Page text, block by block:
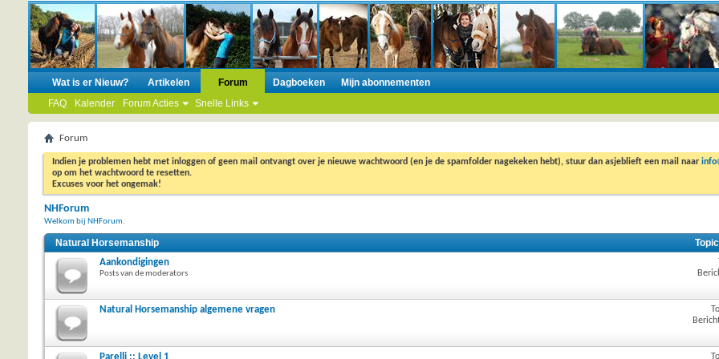
Wat is er Nieuw? Artikelen
Forum
FAQ
Kalender Forum Acties Snelle Links
Dagboeken Mijn abonnementen
Forum
Indien je problemen hebt met inloggen of geen mail ontvangt over je nieuwe wachtwoord (en je de spamfolder nagekeken hebt), stuur dan asjeblieft een mail naar
op om het wachtwoord te resetten.
Excuses voor het ongemak!
NHForum
Welkom bij NHForum.
Natural Horsemanship
Aankondigingen
Posts van de moderators
Natural Horsemanship algemene vragen